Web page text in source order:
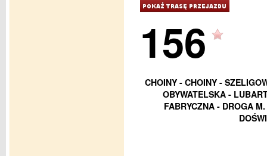
156
CHOINY - CHOINY -
OBYWATELSKA -
FABRYCZNA - DROGA